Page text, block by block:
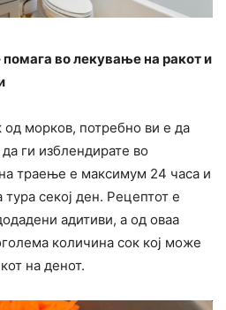
во лекување на ракот и
од морков, потребно ви е да
ги изблендирате во
траење е максимум 24 часа и
секој ден. Рецептот е
адитиви, а од оваа
количина сок кој може
на денот.